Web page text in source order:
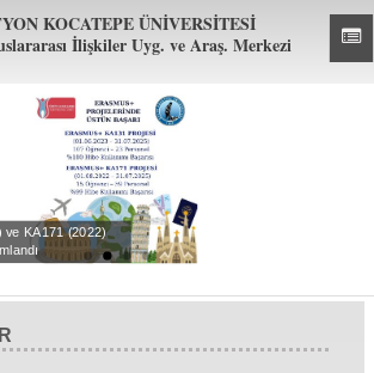
KOCATEPE ÜNİVERSİTESİ
İlişkiler Uyg. ve Araş. Merkezi
ve KA171 (2022)